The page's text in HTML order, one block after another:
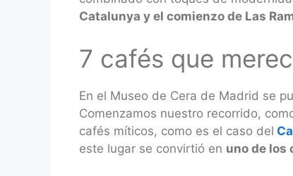
Catalunya y el comienzo de Las
7 cafés que
En el Museo de Cera de Madrid se
Comenzamos nuestro recorrido,
cafés míticos, como es el caso del
este lugar se convirtió en uno de los